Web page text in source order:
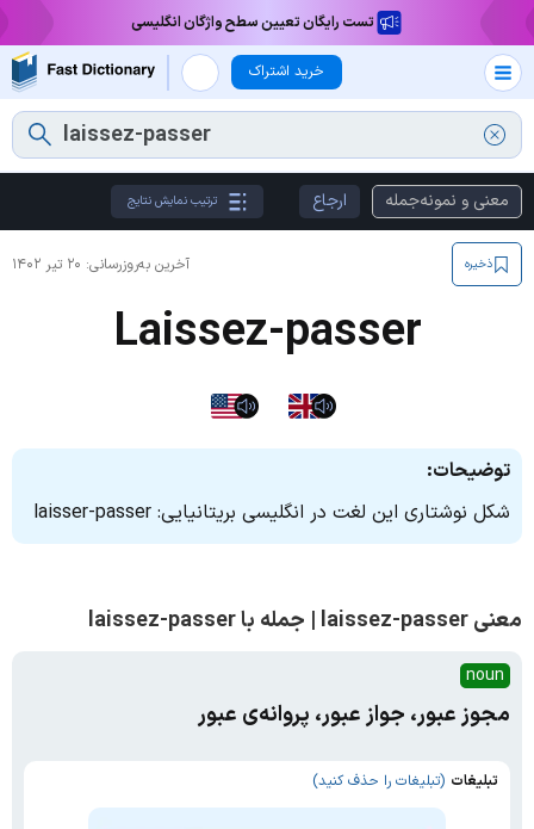
تست رایگان تعیین سطح واژگان انگلیسی
خرید اشتراک
معنی و نمونه‌جمله ارجاع ترتیب نمایش نتایج
آخرین به‌روزرسانی: ۲۰ تیر ۱۴۰۲ ذخیره
Laissez-passer
توضیحات:
شکل نوشتاری این لغت در انگلیسی بریتانیایی: laisser-passer
معنی laissez-passer | جمله با laissez-passer
noun
مجوز عبور، جواز عبور، پروانه‌ی عبور
تبلیغات (تبلیغات را حذف کنید)